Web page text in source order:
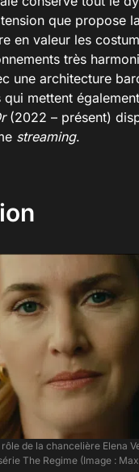
que propose
en valeur les
très
une architecture
mettent
(2022 – présent)
streaming.
de la chancelière Elena
The Regime (Image :